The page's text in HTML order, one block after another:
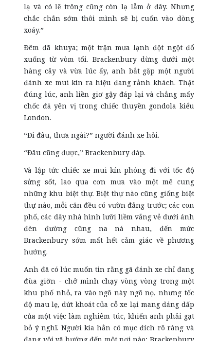
lạ và có lẽ trông cũng còn lạ lẫm ở đây. Nhưng
chắc chắn sớm thôi mình sẽ bị cuốn vào dòng
xoáy.”
Đêm đã khuya; một trận mưa lạnh đột ngột đổ
xuống từ vòm tối. Brackenbury dừng dưới một
hàng cây và vừa lúc ấy, anh bắt gặp một người
đánh xe mui kín ra hiệu đang rảnh khách. Thật
đúng lúc, anh liền giơ gậy đáp lại và chẳng mấy
chốc đã yên vị trong chiếc thuyền gondola kiểu
London.
“Đi đâu, thưa ngài?” người đánh xe hỏi.
“Đâu cũng được,” Brackenbury đáp.
Và lập tức chiếc xe mui kín phóng đi với tốc độ
sửng sốt, lao qua cơn mưa vào một mê cung
những khu biệt thự. Biệt thự nào cũng giống biệt
thự nào, mỗi căn đều có vườn đằng trước; các con
phố, các dãy nhà hình lưỡi liềm vắng vẻ dưới ánh
đèn đường cũng na ná nhau, đến mức
Brackenbury sớm mất hết cảm giác về phương
hướng.
Anh đã có lúc muốn tin rằng gã đánh xe chỉ đang
đùa giỡn - chở mình chạy vòng vòng trong một
khu phố nhỏ, ra vào ngõ này ngõ nọ, nhưng tốc
độ mau lẹ, dứt khoát của cỗ xe lại mang dáng dấp
của một việc làm nghiêm túc, khiến anh phải gạt
bỏ ý nghĩ. Người kia hẳn có mục đích rõ ràng và